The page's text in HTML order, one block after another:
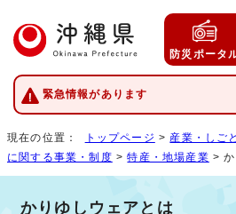
防災ポータ
緊急情報があります
現在の位置： トップページ > 産業・しごと
に関する事業・制度 >特産・地場産業 >
かりゆしウェアとは